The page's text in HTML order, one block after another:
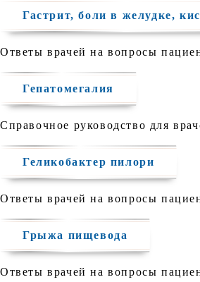
Гастрит, боли в желудке,
Ответы врачей на вопросы
Гепатомегалия
Справочное руководство для
Геликобактер пилори
Ответы врачей на вопросы
Грыжа пищевода
Ответы врачей на вопросы